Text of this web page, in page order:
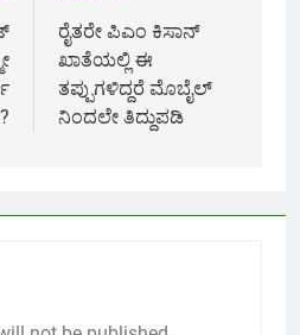
ರೈತರೇ ಪಿಎಂ ಕಿಸಾನ್
ಖಾತೆಯಲ್ಲಿ ಈ
ತಪ್ಪುಗಳಿದ್ದರೆ ಮೊಬೈಲ್
ನಿಂದಲೇ ತಿದ್ದುಪಡಿ